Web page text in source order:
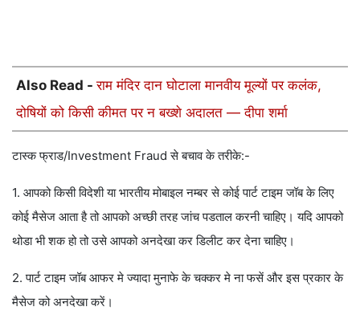
Also Read -राम मंदिर दान घोटाला मानवीय मूल्यों पर कलंक,
दोषियों को किसी कीमत पर न बख्शे अदालत — दीपा शर्मा
टास्क फ्राड/Investment Fraud से बचाव के तरीके:-
1. आपको किसी विदेशी या भारतीय मोबाइल नम्बर से कोई पार्ट टाइम जॉब के लिए
कोई मैसेज आता है तो आपको अच्छी तरह जांच पडताल करनी चाहिए। यदि आपको
थोडा भी शक हो तो उसे आपको अनदेखा कर डिलीट कर देना चाहिए।
2. पार्ट टाइम जॉब आफर मे ज्यादा मुनाफे के चक्कर मे ना फसें और इस प्रकार के
मैसेज को अनदेखा करें।